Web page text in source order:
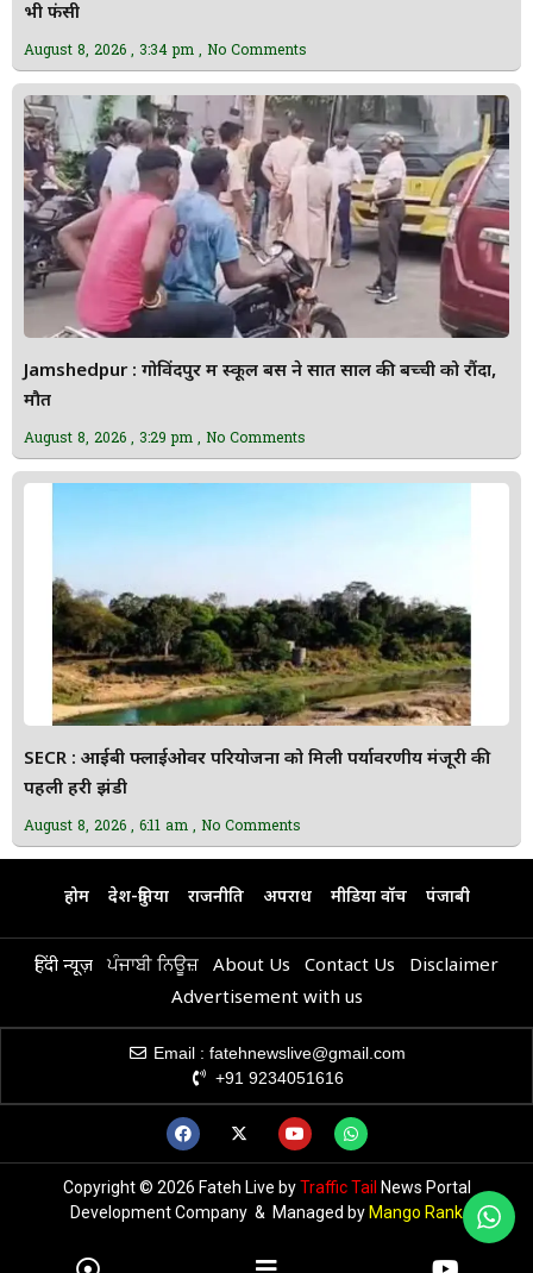
भी फंसी
August 8, 2026 3:34 pm No Comments
Jamshedpur : गोविंदपुर में स्कूल बस ने सात साल की बच्ची को रौंदा,
मौत
August 8, 2026 3:29 pm No Comments
SECR : आईबी फ्लाईओवर परियोजना को मिली पर्यावरणीय मंजूरी की
पहली हरी झंडी
August 8, 2026 6:11 am No Comments
होम देश-दुनिया राजनीति अपराध मीडिया वॉच पंजाबी
हिंदी न्यूज़ ਪੰਜਾਬੀ ਨਿਊਜ਼ About Us Contact Us
Disclaimer
Advertisement with us
Email : fatehnewslive@gmail.com
+91 9234051616
Copyright © 2026 Fateh Live byTraffic Tail News Portal
Development Company & Managed byMango Rank